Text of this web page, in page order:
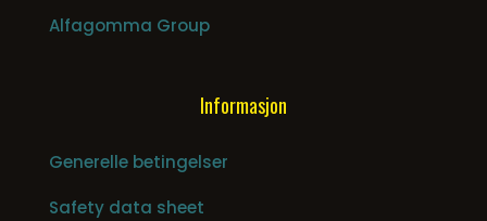
Alfagomma Group
Informasjon
Generelle betingelser
Safety data sheet